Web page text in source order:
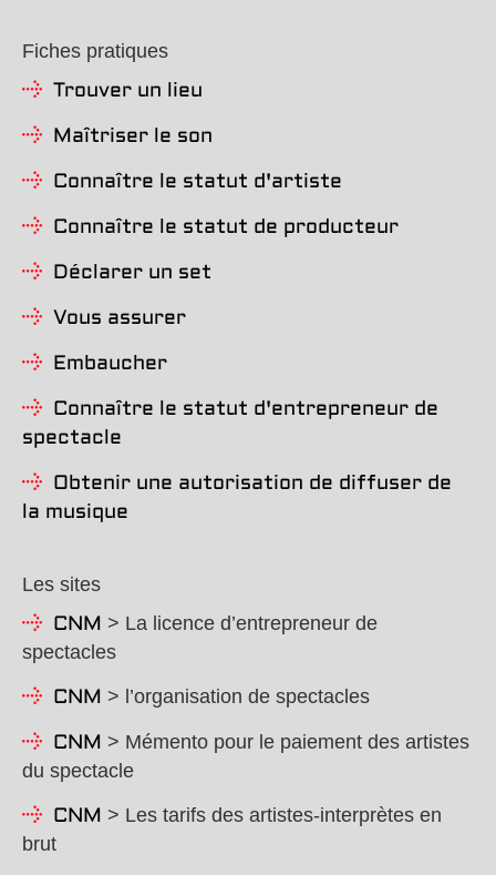
Fiches pratiques
Trouver un lieu
Maîtriser le son
Connaître le statut d'artiste
Connaître le statut de producteur
Déclarer un set
Vous assurer
Embaucher
Connaître le statut d'entrepreneur de
spectacle
Obtenir une autorisation de diffuser de
la musique
Les sites
CNM > La licence d’entrepreneur de
spectacles
CNM > l’organisation de spectacles
CNM > Mémento pour le paiement des artistes
du spectacle
CNM > Les tarifs des artistes-interprètes en
brut